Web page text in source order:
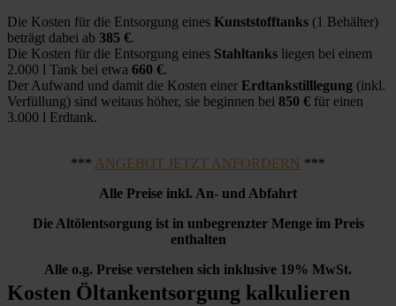
Die Kosten für die Entsorgung eines Kunststofftanks (1 Behälter)
beträgt dabei ab 385 €.
Die Kosten für die Entsorgung eines Stahltanks liegen bei einem
2.000 l Tank bei etwa 660 €.
Der Aufwand und damit die Kosten einer Erdtankstilllegung (inkl.
Verfüllung) sind weitaus höher, sie beginnen bei 850 € für einen
3.000 l Erdtank.
*** ANGEBOT JETZT ANFORDERN ***
Alle Preise inkl. An- und Abfahrt
Die Altölentsorgung ist in unbegrenzter Menge im Preis
enthalten
Alle o.g. Preise verstehen sich inklusive 19% MwSt.
Kosten Öltankentsorgung kalkulieren